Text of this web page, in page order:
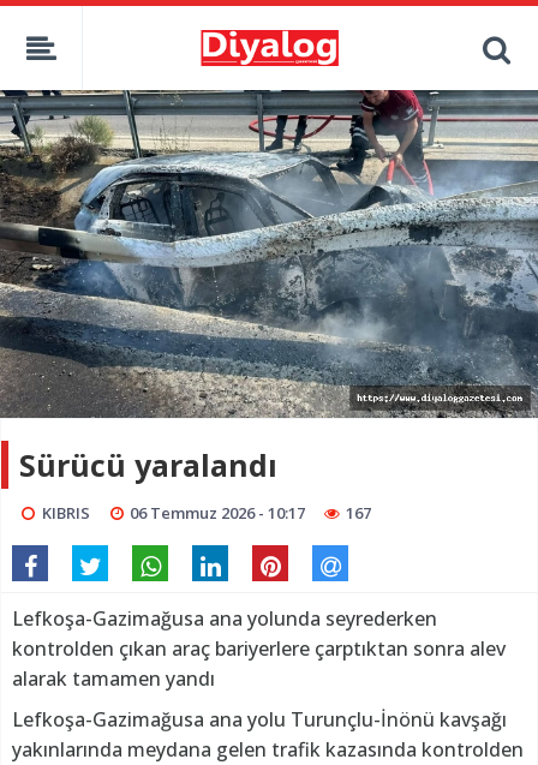
Sürücü yaralandı
KIBRIS 06 Temmuz 2026 - 10:17 167
Lefkoşa-Gazimağusa ana yolunda seyrederken
kontrolden çıkan araç bariyerlere çarptıktan sonra alev
alarak tamamen yandı
Lefkoşa-Gazimağusa ana yolu Turunçlu-İnönü kavşağı
yakınlarında meydana gelen trafik kazasında kontrolden